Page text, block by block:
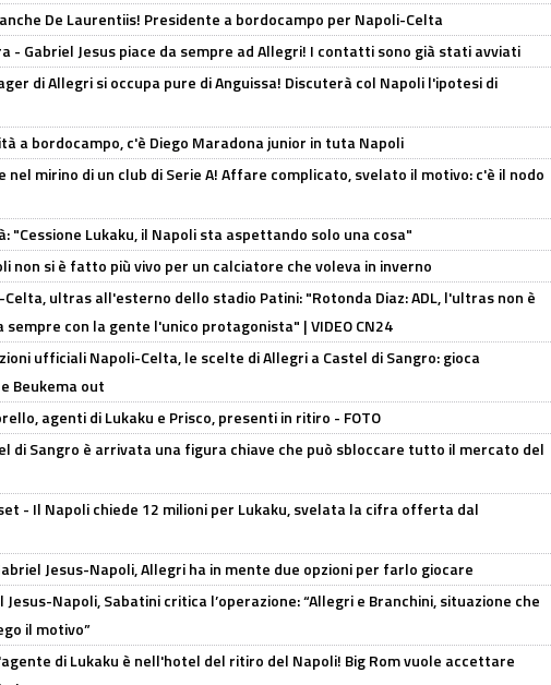
De Laurentiis! Presidente a bordocampo per Napoli-Celta
- Gabriel Jesus piace da sempre ad Allegri! I contatti sono già stati avviati
di Allegri si occupa pure di Anguissa! Discuterà col Napoli l'ipotesi di
a bordocampo, c'è Diego Maradona junior in tuta Napoli
nel mirino di un club di Serie A! Affare complicato, svelato il motivo: c'è il nodo
"Cessione Lukaku, il Napoli sta aspettando solo una cosa"
non si è fatto più vivo per un calciatore che voleva in inverno
Celta, ultras all'esterno dello stadio Patini: "Rotonda Diaz: ADL, l'ultras non è
con la gente l'unico protagonista" | VIDEO CN24
ufficiali Napoli-Celta, le scelte di Allegri a Castel di Sangro: gioca
Beukema out
agenti di Lukaku e Prisco, presenti in ritiro - FOTO
di Sangro è arrivata una figura chiave che può sbloccare tutto il mercato del
- Il Napoli chiede 12 milioni per Lukaku, svelata la cifra offerta dal
Jesus-Napoli, Allegri ha in mente due opzioni per farlo giocare
Jesus-Napoli, Sabatini critica l’operazione: “Allegri e Branchini, situazione che
il motivo”
di Lukaku è nell'hotel del ritiro del Napoli! Big Rom vuole accettare